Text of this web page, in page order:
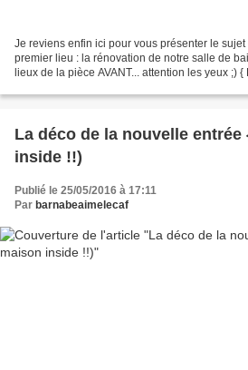
Je reviens enfin ici pour vous présenter le
premier lieu : la rénovation de notre salle de
lieux de la pièce AVANT... attention les yeux ;) {
La déco de la nouvelle
inside !!)
Publié le 25/05/2016 à 17:11
Par barnabeaimelecaf